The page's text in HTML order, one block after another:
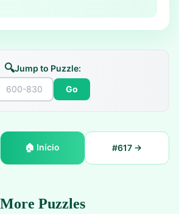
🔍Jump to Puzzle:
Go
🏠 Início #617→
More Puzzles